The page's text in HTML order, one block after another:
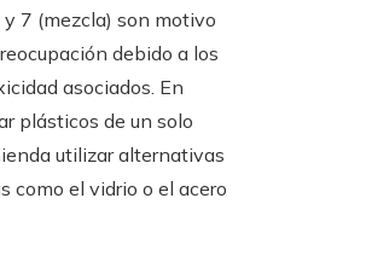
7 (mezcla) son motivo
debido a los
asociados. En
plásticos de un solo
utilizar alternativas
como el vidrio o el acero